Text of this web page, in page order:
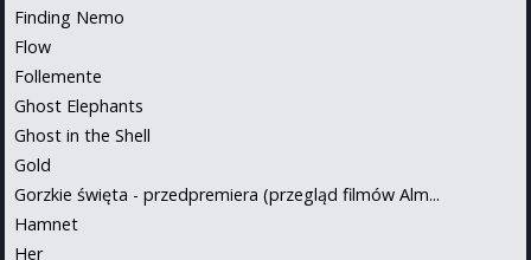
Finding Nemo
Flow
Follemente
Ghost Elephants
Ghost in the Shell
Gold
Gorzkie święta - przedpremiera (przegląd filmów Alm...
Hamnet
Her